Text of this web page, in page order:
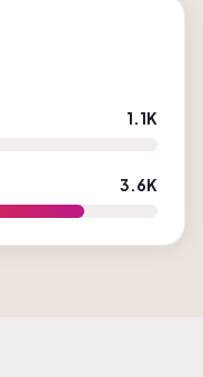
1.1K
3.6K